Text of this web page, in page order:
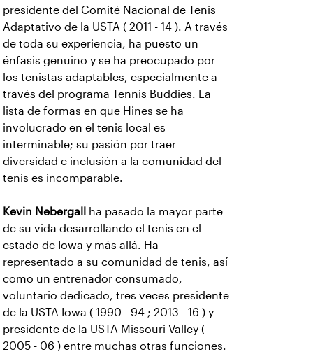
presidente del Comité Nacional de Tenis
Adaptativo de la USTA ( 2011 - 14 ). A través
de toda su experiencia, ha puesto un
énfasis genuino y se ha preocupado por
los tenistas adaptables, especialmente a
través del programa Tennis Buddies. La
lista de formas en que Hines se ha
involucrado en el tenis local es
interminable; su pasión por traer
diversidad e inclusión a la comunidad del
tenis es incomparable.
Kevin Nebergall
ha pasado la mayor parte
de su vida desarrollando el tenis en el
estado de Iowa y más allá. Ha
representado a su comunidad de tenis, así
como un entrenador consumado,
voluntario dedicado, tres veces presidente
de la USTA Iowa ( 1990 - 94 ; 2013 - 16 ) y
presidente de la USTA Missouri Valley (
2005 - 06 ) entre muchas otras funciones.